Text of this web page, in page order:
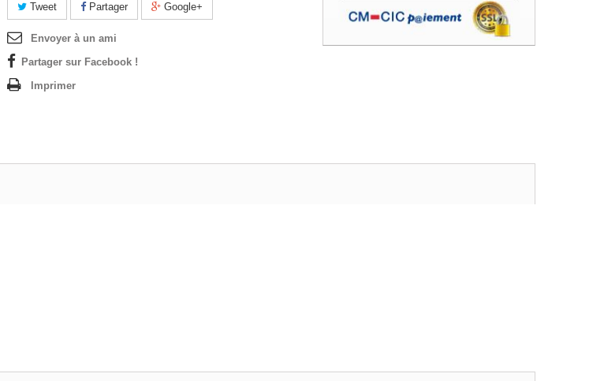
Tweet Partager Google+
Envoyer à un ami
Partager sur Facebook !
Imprimer